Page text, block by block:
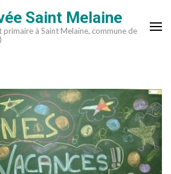
Saint Melaine
primaire à Saint Melaine, commune de